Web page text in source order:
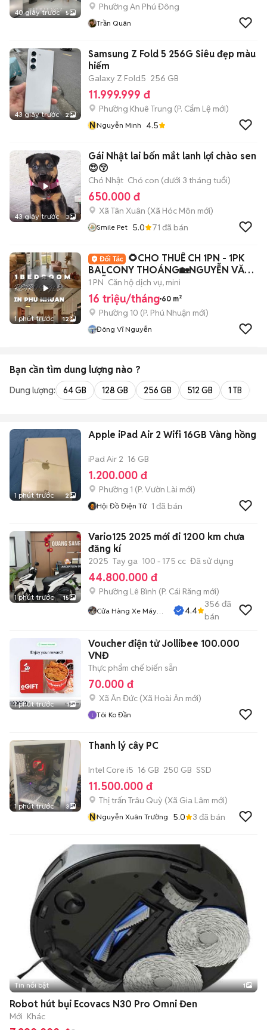
40 giây trước 5
Phường An Phú Đông
Trần Quân
43 giây trước 2
Samsung Z Fold 5 256G Siêu đẹp màu
hiếm
Galaxy Z Fold5 256 GB
11.999.999 đ
Phường Khuê Trung (P. Cẩm Lệ mới)
NNguyễn Minh 4.5
43 giây trước 3
Gái Nhật lai bốn mắt lanh lợi chào sen
😍😚
Chó Nhật Chó con (dưới 3 tháng tuổi)
650.000 đ
Xã Tân Xuân (Xã Hóc Môn mới)
Smile Pet 5.0 71 đã bán
1 phút trước 12
🌻CHO THUÊ CH 1PN - 1PK
BALCONY THOÁNG🏡NGUYỄN VĂN
TRỖI🌳THANG MÁY✨60m2✨
1 PN Căn hộ dịch vụ, mini
16 triệu/tháng 60 m²
Phường 10 (P. Phú Nhuận mới)
Đông Vĩ Nguyễn
Bạn cần tìm dung lượng nào ?
Dung lượng: 64 GB 128 GB 256 GB 512 GB 1 TB
1 phút trước 2
Apple iPad Air 2 Wifi 16GB Vàng hồng
iPad Air 2 16 GB
1.200.000 đ
Phường 1 (P. Vườn Lài mới)
Hội Đồ Điện Tử 1 đã bán
1 phút trước 15
Vario125 2025 mới đi 1200 km chưa
đăng kí
2025 Tay ga 100 - 175 cc Đã sử dụng
44.800.000 đ
Phường Lê Bình (P. Cái Răng mới)
Cửa Hàng Xe Máy
4.4
356 đã
bán
1 phút trước 1
Voucher điện tử Jollibee 100.000
VNĐ
Thực phẩm chế biến sẵn
70.000 đ
Xã Ân Đức (Xã Hoài Ân mới)
Tôi Ko Đần
1 phút trước 3
Thanh lý cây PC
Intel Core i5 16 GB 250 GB SSD
11.500.000 đ
Thị trấn Trâu Quỳ (Xã Gia Lâm mới)
NNguyễn Xuân Trường 5.0 3 đã bán
Tin nổi bật 1
Robot hút bụi Ecovacs N30 Pro Omni Đen
Mới Khác